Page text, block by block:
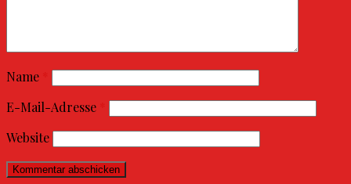
Name
E-Mail-Adresse
Website